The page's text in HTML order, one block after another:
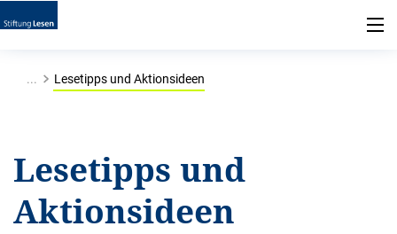
... Lesetipps und Aktionsideen
Lesetipps und
Aktionsideen